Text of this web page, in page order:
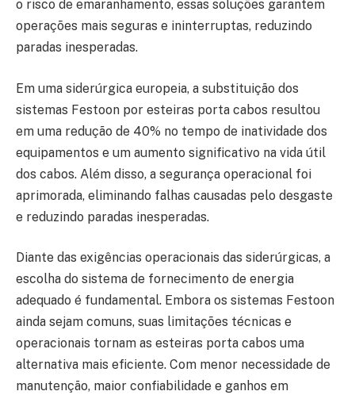
o risco de emaranhamento, essas soluções garantem
operações mais seguras e ininterruptas, reduzindo
paradas inesperadas.
Em uma siderúrgica europeia, a substituição dos
sistemas Festoon por esteiras porta cabos resultou
em uma redução de 40% no tempo de inatividade dos
equipamentos e um aumento significativo na vida útil
dos cabos. Além disso, a segurança operacional foi
aprimorada, eliminando falhas causadas pelo desgaste
e reduzindo paradas inesperadas.
Diante das exigências operacionais das siderúrgicas, a
escolha do sistema de fornecimento de energia
adequado é fundamental. Embora os sistemas Festoon
ainda sejam comuns, suas limitações técnicas e
operacionais tornam as esteiras porta cabos uma
alternativa mais eficiente. Com menor necessidade de
manutenção, maior confiabilidade e ganhos em